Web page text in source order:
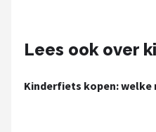
Alle merken →
Lees ook over
Kinderfiets kopen: welke